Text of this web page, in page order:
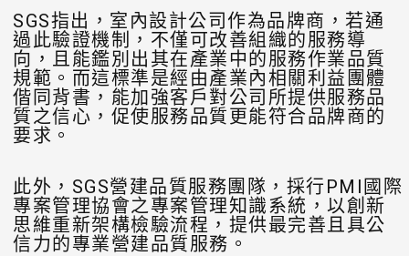
SGS指出，室內設計公司作為品牌商，若通
過此驗證機制，不僅可改善組織的服務導
向，且能鑑別出其在產業中的服務作業品質
規範。而這標準是經由產業內相關利益團體
偕同背書，能加強客戶對公司所提供服務品
質之信心，促使服務品質更能符合品牌商的
要求。
此外，SGS營建品質服務團隊，採行PMI國際
專案管理協會之專案管理知識系統，以創新
思維重新架構檢驗流程，提供最完善且具公
信力的專業營建品質服務。